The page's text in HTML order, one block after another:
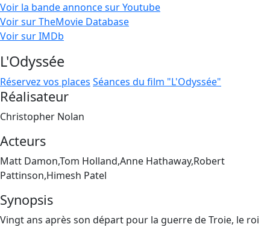
Voir la bande annonce sur Youtube
Voir sur TheMovie Database
Voir sur IMDb
L'Odyssée
Réservez vos places Séances du film "L'Odyssée"
Réalisateur
Christopher Nolan
Acteurs
Matt Damon,Tom Holland,Anne Hathaway,Robert
Pattinson,Himesh Patel
Synopsis
Vingt ans après son départ pour la guerre de Troie, le roi